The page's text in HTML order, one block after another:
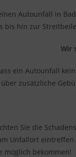
Autounfall in
bis hin zur
Wir
ein Autounfall
über zusätzliche
Sie die
Unfallort
möglich bekommen!